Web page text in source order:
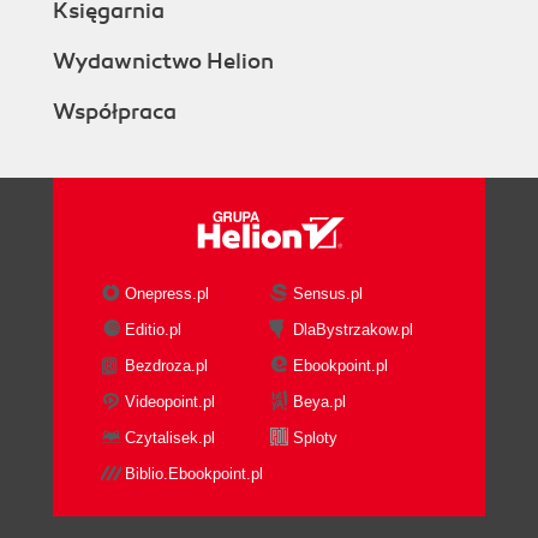
Księgarnia
Wydawnictwo Helion
Współpraca
Onepress.pl
Sensus.pl
Editio.pl
DlaBystrzakow.pl
Bezdroza.pl
Ebookpoint.pl
Videopoint.pl
Beya.pl
Czytalisek.pl
Sploty
Biblio.Ebookpoint.pl